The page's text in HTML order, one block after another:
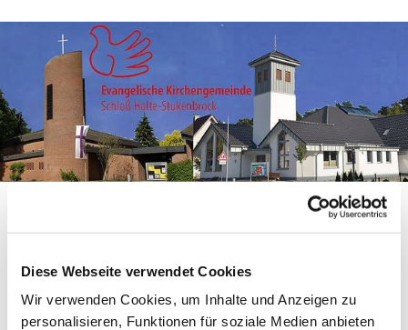
Diese Webseite verwendet Cookies
Wir verwenden Cookies, um Inhalte und Anzeigen zu
personalisieren, Funktionen für soziale Medien anbieten
Tagesablauf
7:00 Uhr Frühdienst in der Fröschegruppe
8:00 Uhr alle Gruppen sind geöffnet